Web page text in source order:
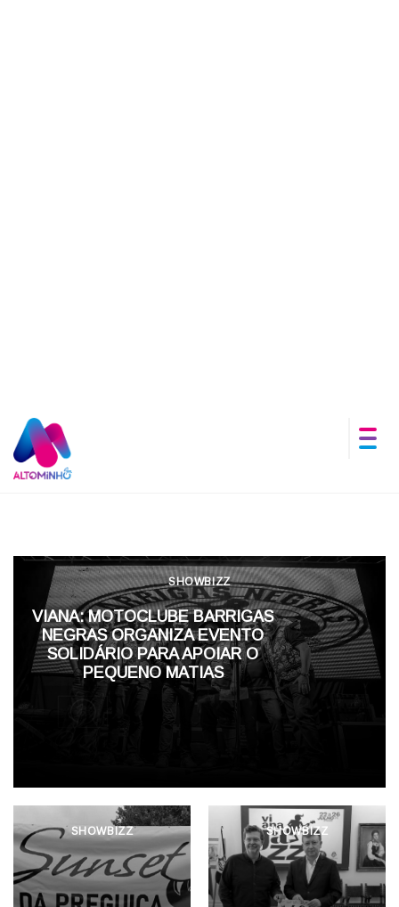
SHOWBIZZ
VIANA: MOTOCLUBE BARRIGAS
NEGRAS ORGANIZA EVENTO
SOLIDÁRIO PARA APOIAR O
PEQUENO MATIAS
SHOWBIZZ SHOWBIZZ